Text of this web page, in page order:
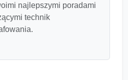
najlepszymi poradami
technik